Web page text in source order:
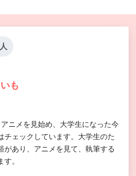
も
ニメを見始め、大学生になった今
チェックしています。大学生のた
があり、アニメを見て、執筆する
。